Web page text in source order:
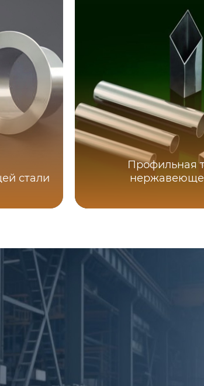
стали
Профильная